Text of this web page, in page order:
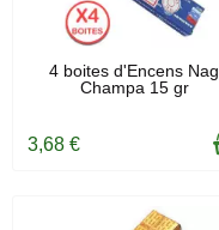
EN STOCK
4 boites d'Encens Nag
Champa 15 gr
3,68 €